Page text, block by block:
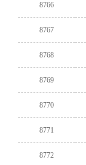
8766
8767
8768
8769
8770
8771
8772